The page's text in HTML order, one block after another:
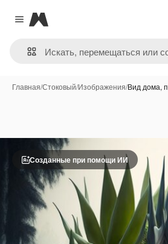
Close menu
Magnific
Главная/Стоковый/Изображения/Вид дома,
Созданные при помощи ИИ